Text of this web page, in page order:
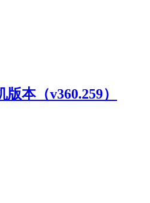
本（v360.259）